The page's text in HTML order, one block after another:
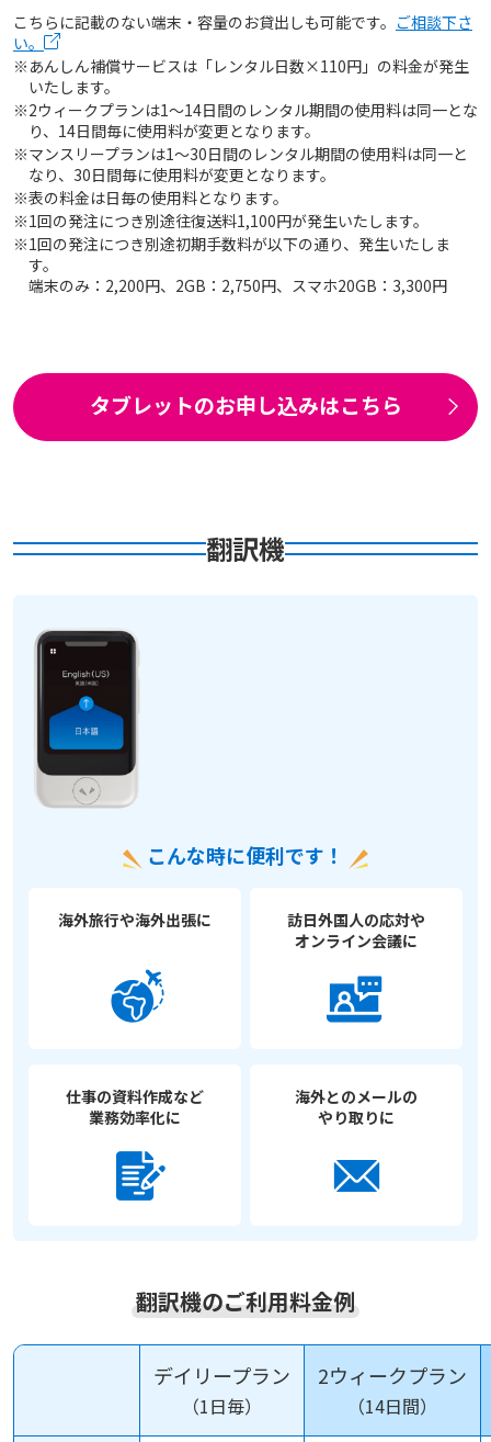
こちらに記載のない端末・容量のお貸出しも可能です。 ご相談下さ
い。
※あんしん補償サービスは「レンタル日数×110円」の料金が発生
いたします。
※2ウィークプランは1～14日間のレンタル期間の使用料は同一とな
り、14日間毎に使用料が変更となります。
※マンスリープランは1～30日間のレンタル期間の使用料は同一と
なり、30日間毎に使用料が変更となります。
※表の料金は日毎の使用料となります。
※1回の発注につき別途往復送料1,100円が発生いたします。
※1回の発注につき別途初期手数料が以下の通り、発生いたしま
す。
端末のみ：2,200円、2GB：2,750円、スマホ20GB：3,300円
タブレットのお申し込みはこちら
翻訳機
こんな時に便利です！
海外旅行や海外出張に
訪日外国人の応対や
オンライン会議に
仕事の資料作成など
業務効率化に
海外とのメールの
やり取りに
翻訳機のご利用料金例
デイリープラン
（1日毎）
2ウィークプラン
（14日間）